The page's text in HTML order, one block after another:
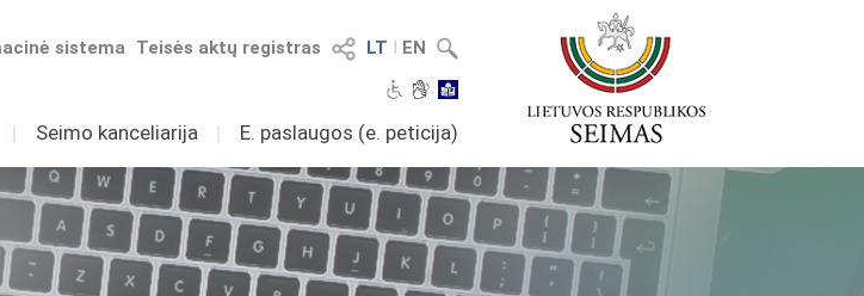
LT I EN
Teisės aktų registras
sistema
I Seimo kanceliarija I E. paslaugos (e. peticija)